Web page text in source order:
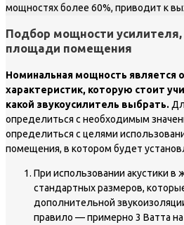
мощностях более 60%, приводит к
Подбор мощности усилителя,
площади помещения
Номинальная мощность является
характеристик, которую стоит
какой звукоусилитель выбрать.
определиться с необходимым
определиться с целями
помещения, в котором будет
При использовании акустики
стандартных размеров,
дополнительной
правило — примерно 3 Ватта